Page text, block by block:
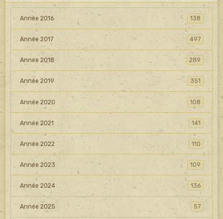
Année 2016 138
Année 2017 497
Année 2018 289
Année 2019 351
Année 2020 108
Année 2021 141
Année 2022 110
Année 2023 109
Année 2024 136
Année 2025 57